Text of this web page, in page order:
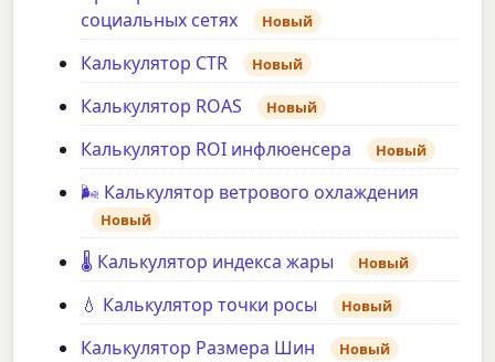
социальных сетях
Новый
Калькулятор CTR Новый
Калькулятор ROAS Новый
Калькулятор ROI инфлюенсера Новый
🌬️ Калькулятор ветрового охлаждения
Новый
🌡️ Калькулятор индекса жары Новый
💧 Калькулятор точки росы Новый
Калькулятор Размера Шин Новый